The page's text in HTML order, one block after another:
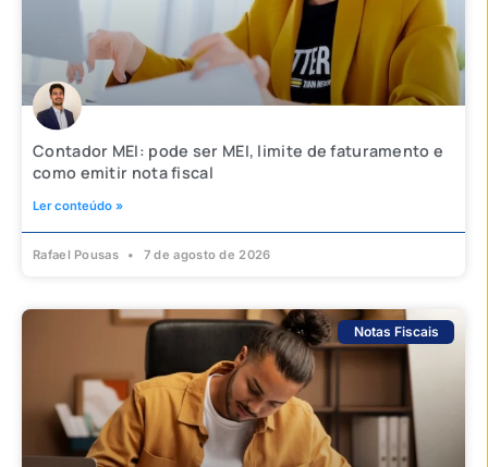
Contador MEI: pode ser MEI, limite de faturamento e
como emitir nota fiscal
Ler conteúdo »
Rafael Pousas 7 de agosto de 2026
Notas Fiscais